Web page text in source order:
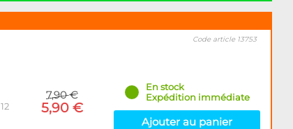
7,90 €
5,90 €
Code article 13753
En stock
Expédition immédiate
Ajouter au panier